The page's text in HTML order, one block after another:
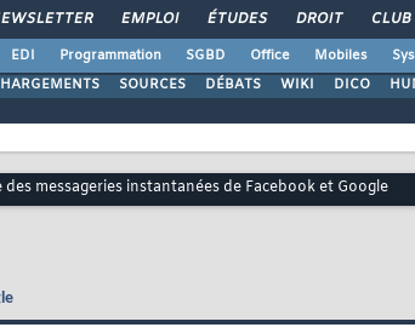
EMPLOI ÉTUDES DROIT CLUB
EDI Programmation SGBD Office Mobiles
SOURCES DÉBATS WIKI DICO
messageries instantanées de Facebook et Google